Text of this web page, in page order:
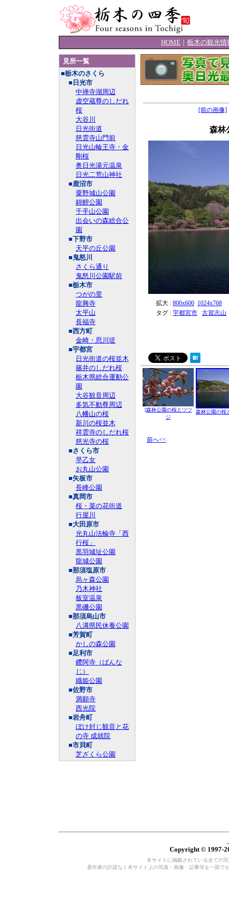
HOME ｜ 栃木の観光情
見所一覧
■栃木のさくら
■日光市
中禅寺湖周辺
虚空蔵尊のしだれ
桜
大谷川
日光街道
慈雲寺山門前
日光山輪王寺・金
剛桜
奥日光湯元温泉
日光二荒山神社
■鹿沼市
粟野城山公園
錦鯉公園
千手山公園
出会いの森総合公
園
■下野市
天平の丘公園
■鬼怒川
さくら通り
鬼怒川公園駅前
■栃木市
つがの里
龍興寺
太平山
長福寺
■西方町
金崎・思川堤
■宇都宮
日光街道の桜並木
篠井のしだれ桜
栃木県総合運動公
園
大谷観音周辺
多気不動尊周辺
八幡山の桜
新川の桜並木
祥雲寺のしだれ桜
慈光寺の桜
■さくら市
早乙女
お丸山公園
■矢板市
長峰公園
■真岡市
桜・菜の花街道
行屋川
■大田原市
光丸山法輪寺「西
行桜」
黒羽城址公園
龍城公園
■那須塩原市
烏ヶ森公園
乃木神社
板室温泉
黒磯公園
■那須烏山市
八溝県民休養公園
■芳賀町
かしの森公園
■足利市
鑁阿寺（ばんな
じ）
織姫公園
■佐野市
満願寺
西光院
■岩舟町
ぼけ封じ観音と花
の寺 成就院
■市貝町
芝ざくら公園
[前の画像]
森林
拡大 : 800x600 1024x768
タグ : 宇都宮市 古賀志山
[森林公園の桜とツツ
ジ
森林公園の桜
前へ<<
Copyright © 1997-
本サイトに掲載されている全ての
著作者の許諾なく本サイト上の写真・画像・記事等を一部で